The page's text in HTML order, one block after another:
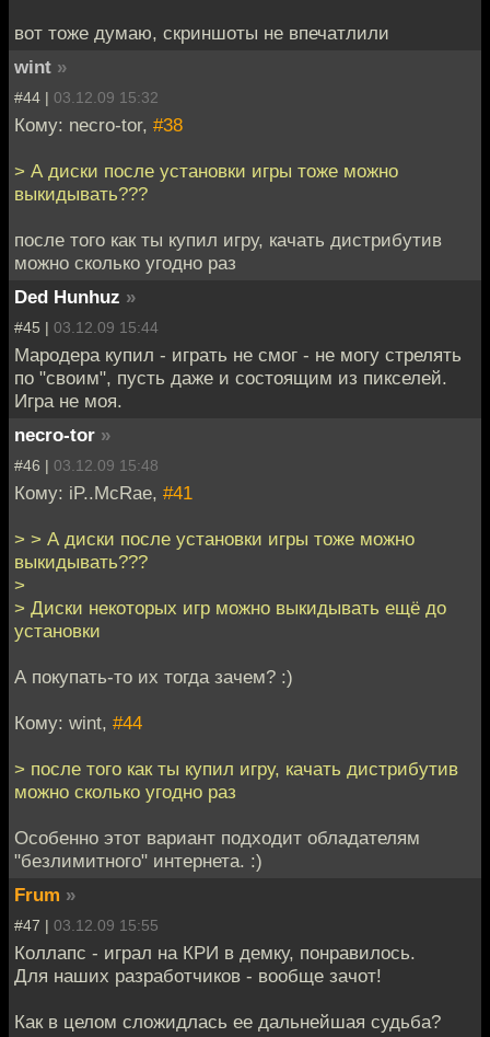
вот тоже думаю, скриншоты не впечатлили
wint »
#44 | 03.12.09 15:32
Кому: necro-tor, #38
> А диски после установки игры тоже можно
выкидывать???
после того как ты купил игру, качать дистрибутив
можно сколько угодно раз
Ded Hunhuz »
#45 | 03.12.09 15:44
Мародера купил - играть не смог - не могу стрелять
по "своим", пусть даже и состоящим из пикселей.
Игра не моя.
necro-tor »
#46 | 03.12.09 15:48
Кому: iP..McRae, #41
> > А диски после установки игры тоже можно
выкидывать???
>
> Диски некоторых игр можно выкидывать ещё до
установки
А покупать-то их тогда зачем? :)
Кому: wint, #44
> после того как ты купил игру, качать дистрибутив
можно сколько угодно раз
Особенно этот вариант подходит обладателям
"безлимитного" интернета. :)
Frum »
#47 | 03.12.09 15:55
Коллапс - играл на КРИ в демку, понравилось.
Для наших разработчиков - вообще зачот!
Как в целом сложидлась ее дальнейшая судьба?